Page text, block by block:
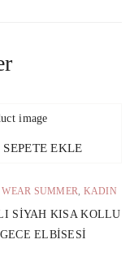
SEPETE EKLE
SUMMER, KADIN
SIYAH KISA KOLLU
GECE ELBISESI